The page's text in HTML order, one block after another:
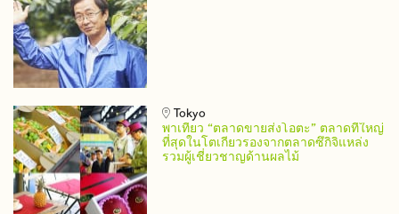
Tokyo
พาเที่ยว “ตลาดขายส่งโอตะ” ตลาดที่ใหญ่
ที่สุดในโตเกียวรองจากตลาดซึกิจิแหล่ง
รวมผู้เชี่ยวชาญด้านผลไม้